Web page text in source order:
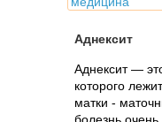
Аднексит
Аднексит —
которого
матки -